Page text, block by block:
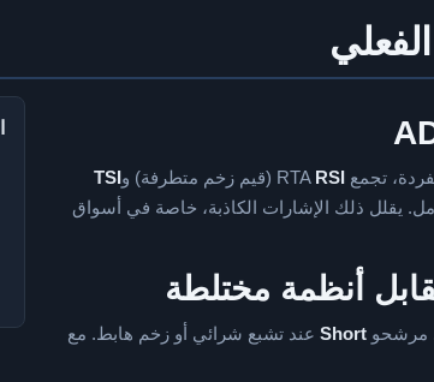
RSI (قيم زخم متطرفة) وTSI
يقلل ذلك الإشارات الكاذبة، خاصة في أسواق
مرشحو Short عند تشبع شرائي أو زخم هابط. مع